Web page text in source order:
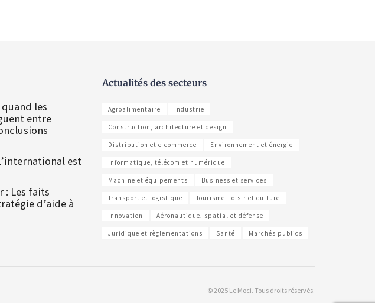
les
entre
est
: Les faits
d’aide à
Actualités des secteurs
Agroalimentaire Industrie
Construction, architecture et design
Distribution et e-commerce Environnement et énergie
Informatique, télécom et numérique
Machine et équipements Business et services
Transport et logistique Tourisme, loisir et culture
Innovation Aéronautique, spatial et défense
Juridique et règlementations Santé Marchés publics
© 2025 Le Moci. Tous droits réservés.